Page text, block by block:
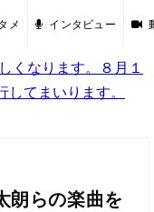
メ インタビュー
くなります。８月１
てまいります。
朗らの楽曲を